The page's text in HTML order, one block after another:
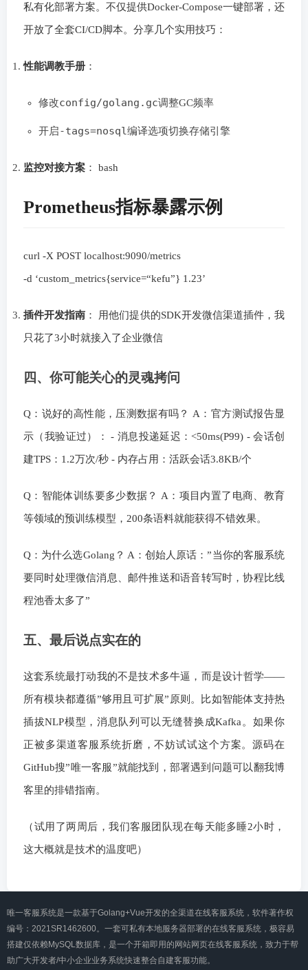
私有化部署方案。不仅提供Docker-Compose一键部署，还
开放了全套CI/CD脚本。分享几个实用技巧：
性能调教手册 ：
修改config/golang.gc调整GC频率
开启-tags=nosql编译选项切换存储引擎
监控对接方案 ： bash
Prometheus指标暴露示例
curl -X POST localhost:9090/metrics
-d ‘custom_metrics{service=“kefu”} 1.23’
插件开发指南 ： 用他们提供的SDK开发微信渠道插件，我
只花了3小时就接入了企业微信
四、你可能关心的灵魂拷问
Q：说好的高性能，压测数据有吗？ A：官方测试报告显
示（我验证过）： - 消息投递延迟：<50ms(P99) - 会话创
建TPS：1.2万次/秒 - 内存占用：活跃会话3.8KB/个
Q：智能体训练要多少数据？ A：项目内置了电商、教育
等领域的预训练模型，200条语料就能获得不错效果。
Q：为什么选Golang？ A：创始人原话：”当你的客服系统
要同时处理微信消息、邮件推送和语音转写时，协程比线
程池香太多了”
五、最后说点实在的
这套系统最打动我的不是技术多牛逼，而是设计哲学——
所有模块都遵循”够用且可扩展”原则。比如智能体支持热
插拔NLP模型，消息队列可以无缝替换成Kafka。如果你
正被多渠道客服系统折磨，不妨试试这个方案。源码在
GitHub搜”唯一客服”就能找到，部署遇到问题可以翻我博
客里的排错指南。
（试用了两周后，我们客服团队现在每天能多睡2小时，
这大概就是技术的温度吧）
唯一客服系统是一款基于Golang+Vue开发的全渠道在线客服系统，软件著作权
编号：2021SR1462600。一套可私有本地服务器部署的在线客服系统，极容易
搭建仅依赖MySQL数据库，是一个开箱即用的网站网页在线客服系统，致力于帮
助广大开发者/中小企业业务系统快速整合自建客服功能。